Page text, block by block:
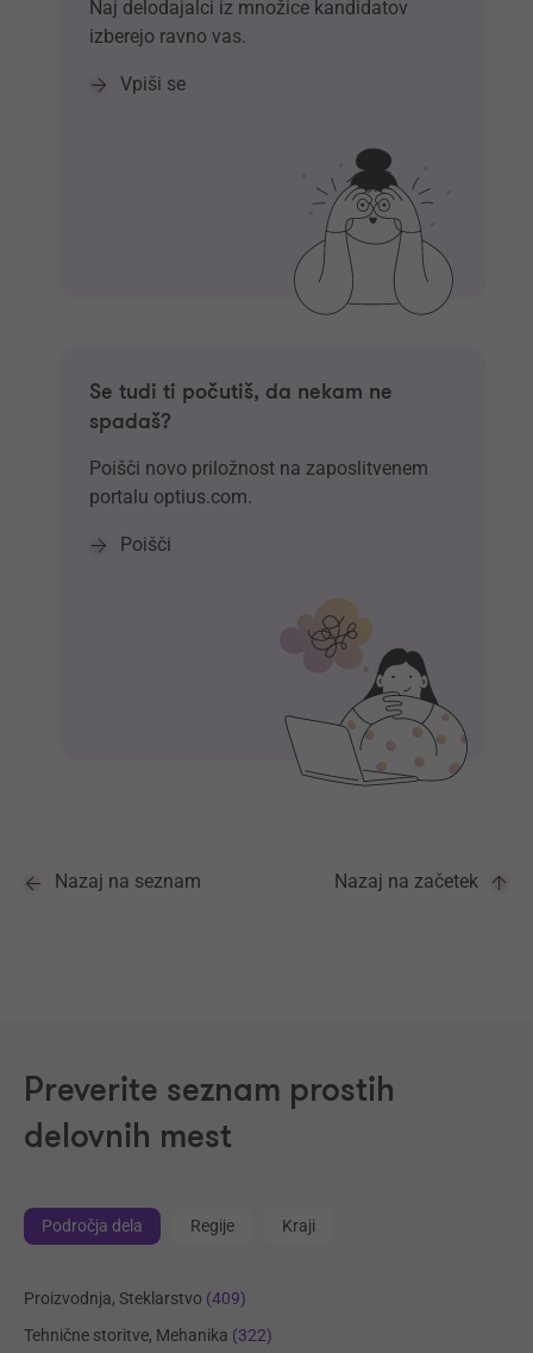
Naj delodajalci iz množice kandidatov
izberejo ravno vas.
Vpiši se
Se tudi ti počutiš, da nekam ne
spadaš?
Poišči novo priložnost na zaposlitvenem
portalu optius.com.
Poišči
Nazaj na seznam Nazaj na začetek
Preverite seznam prostih
delovnih mest
Področja dela Regije Kraji
Proizvodnja, Steklarstvo (409)
Tehnične storitve, Mehanika (322)